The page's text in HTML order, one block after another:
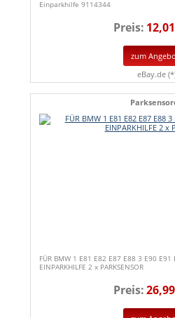
Einparkhilfe 9114344
Preis:
zum
eBay.de
FÜR BMW 1 E81 E82 E87 E88 3 E90 E91
EINPARKHILFE 2 x PARKSENSOR
Preis: